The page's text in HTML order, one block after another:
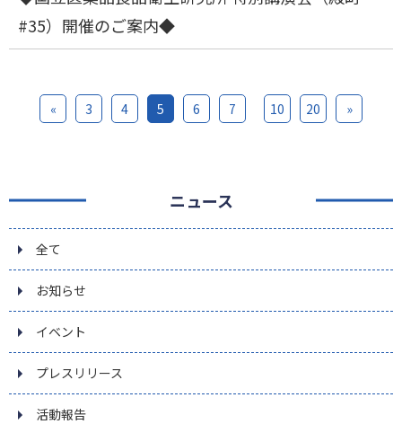
#35）開催のご案内◆
« 3 4 5 6 7 10 20 »
ニュース
全て
お知らせ
イベント
プレスリリース
活動報告